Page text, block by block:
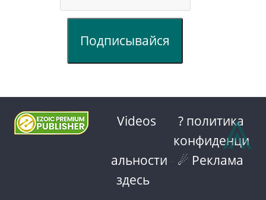
Подписывайся
Videos
? политика
конфиденци
альности
☄ Реклама
здесь
⩓